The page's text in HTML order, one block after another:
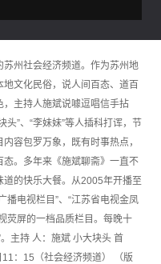
州社会经济频道。作为苏州地
文化民俗，说人间百态、道百
主持人施斌说噱逗唱信手拈
”、“李妹妹”等人插科打诨，节
容包罗万象，既有时事热点，
。多年来《施斌聊斋》一直不
的快乐大餐。从2005年开播至
播电视栏目”、“江苏省电视金凤
荧屏的一档品质栏目。每晚十
主持 人：施斌 小大块头 首
：15（社会经济频道） （版